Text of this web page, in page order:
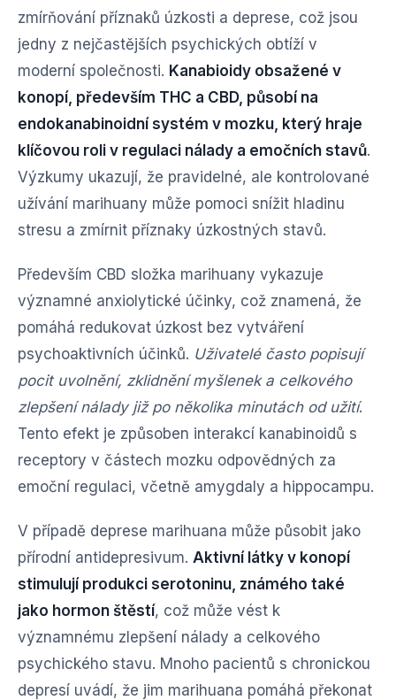
zmírňování příznaků úzkosti a deprese, což jsou
jedny z nejčastějších psychických obtíží v
moderní společnosti. Kanabioidy obsažené v
konopí, především THC a CBD, působí na
endokanabinoidní systém v mozku, který hraje
klíčovou roli v regulaci nálady a emočních stavů.
Výzkumy ukazují, že pravidelné, ale kontrolované
užívání marihuany může pomoci snížit hladinu
stresu a zmírnit příznaky úzkostných stavů.
Především CBD složka marihuany vykazuje
významné anxiolytické účinky, což znamená, že
pomáhá redukovat úzkost bez vytváření
psychoaktivních účinků. Uživatelé často popisují
pocit uvolnění, zklidnění myšlenek a celkového
zlepšení nálady již po několika minutách od užití.
Tento efekt je způsoben interakcí kanabinoidů s
receptory v částech mozku odpovědných za
emoční regulaci, včetně amygdaly a hippocampu.
V případě deprese marihuana může působit jako
přírodní antidepresivum. Aktivní látky v konopí
stimulují produkci serotoninu, známého také
jako hormon štěstí, což může vést k
významnému zlepšení nálady a celkového
psychického stavu. Mnoho pacientů s chronickou
depresí uvádí, že jim marihuana pomáhá překonat